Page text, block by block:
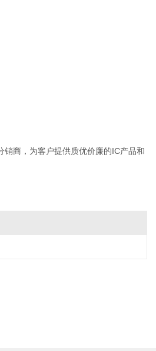
销商，为客户提供质优价廉的IC产品和